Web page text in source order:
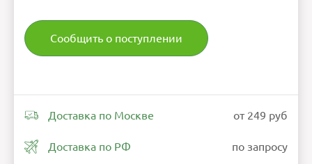
Сообщить о поступлении
Доставка по Москве от 249 руб
Доставка по РФ по запросу